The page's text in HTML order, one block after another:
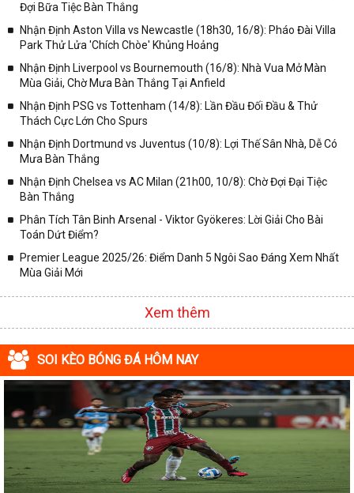
✓ Giải đấu bóng đá Ngoại hạng Anh;
✓ Giải bóng Cúp C1 Châu Âu;
✓ Giải VĐQG Tây Ban Nha;
✓ VĐQG Đức;
✓ VĐQG Pháp;
✓ Liên Đoàn Anh;
✓ U23 Châu Á;
✓ Euro 2020;
✓ VLWC KV Châu Á;
✓ Các giải đấu bóng đá khác.
Vì vậy, đồng hành cùng với chuyên trang
sẽ không bỏ lỡ bất kỳ trận đấu bóng đá nào, đặc biệt là những trận
bóng siêu kinh điển tại các giải bóng đá lớn nhất trên Thế giới. Tại
đây, mọi người sẽ có thể khai thác thêm được rất nhiều những
thông tin liên quan đến trận đấu bóng đá sắp diễn ra như:
✓ Thời gian chính xác trận đấu diễn ra;
✓ Đội hình thi đấu dự kiến;
Đợi Bữa Tiệc Bàn Thắng
Nhận Định Aston Villa vs Newcastle (18h30, 16/8): Pháo Đài Villa
Park Thử Lửa 'Chích Chòe' Khủng Hoảng
Nhận Định Liverpool vs Bournemouth (16/8): Nhà Vua Mở Màn
Mùa Giải, Chờ Mưa Bàn Thắng Tại Anfield
Nhận Định PSG vs Tottenham (14/8): Lần Đầu Đối Đầu & Thử
Thách Cực Lớn Cho Spurs
Nhận Định Dortmund vs Juventus (10/8): Lợi Thế Sân Nhà, Dễ Có
Mưa Bàn Thắng
Nhận Định Chelsea vs AC Milan (21h00, 10/8): Chờ Đợi Đại Tiệc
Bàn Thắng
Phân Tích Tân Binh Arsenal - Viktor Gyökeres: Lời Giải Cho Bài
Toán Dứt Điểm?
Premier League 2025/26: Điểm Danh 5 Ngôi Sao Đáng Xem Nhất
Mùa Giải Mới
Xem thêm
SOI KÈO BÓNG ĐÁ HÔM NAY